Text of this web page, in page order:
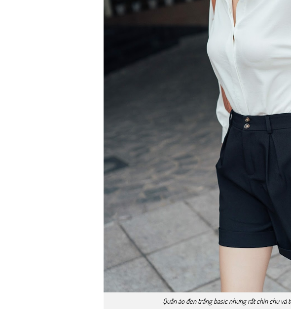
Quần áo đen trắng basic nhưng rất chỉn chu và